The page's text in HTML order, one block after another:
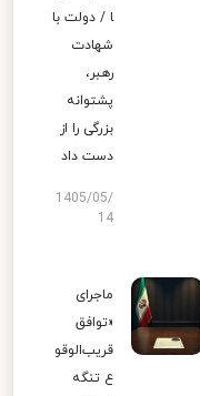
ا / دولت با
شهادت
رهبر،
پشتوانه
بزرگی را از
دست داد
1405/05/
14
ماجرای
«توافق
قریب‌الوقو
ع تنگه